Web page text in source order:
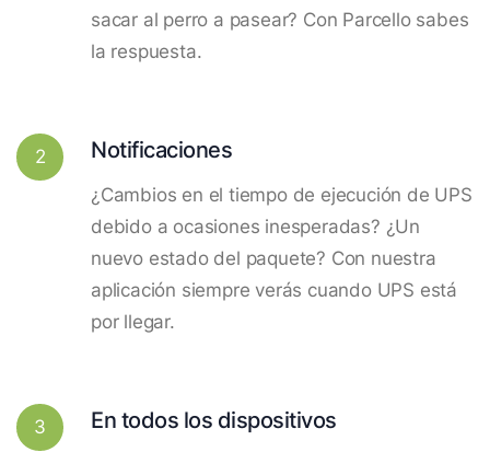
sacar al perro a pasear? Con Parcello sabes
la respuesta.
2 Notificaciones
¿Cambios en el tiempo de ejecución de UPS
debido a ocasiones inesperadas? ¿Un
nuevo estado del paquete? Con nuestra
aplicación siempre verás cuando UPS está
por llegar.
3 En todos los dispositivos